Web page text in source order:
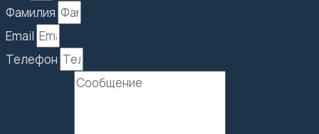
Фамилия
Email
Телефон